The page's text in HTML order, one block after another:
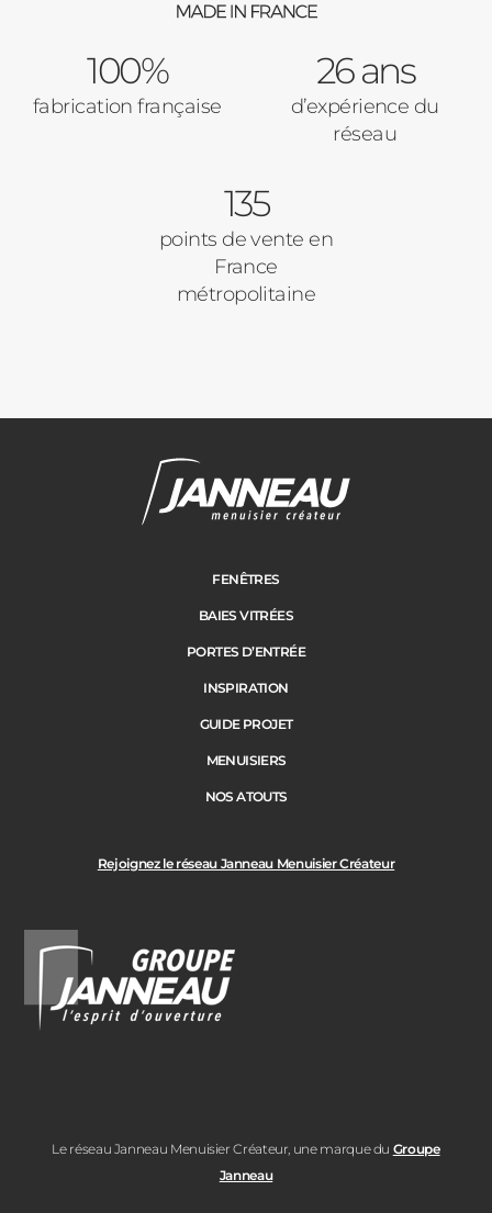
100%
fabrication française
26 ans
d’expérience du
réseau
135
points de vente en
France
métropolitaine
Rejoignez le réseau Janneau Menuisier Créateur
Le réseau Janneau Menuisier Créateur, une marque du Groupe
Janneau
FENÊTRES
BAIES VITRÉES
PORTES D’ENTRÉE
INSPIRATION
GUIDE PROJET
MENUISIERS
NOS ATOUTS